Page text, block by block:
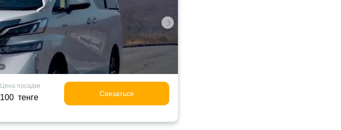
Цена посадки
100 тенге Связаться